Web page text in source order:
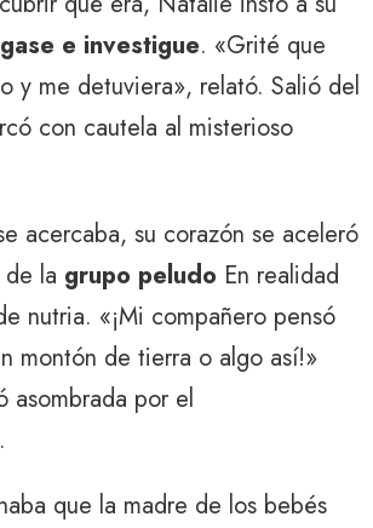
e investigue. «Grité que
y me detuviera», relató. Salió del
con cautela al misterioso
acercaba, su corazón se aceleró
la grupo peludo En realidad
nutria. «¡Mi compañero pensó
montón de tierra o algo así!»
asombrada por el
que la madre de los bebés